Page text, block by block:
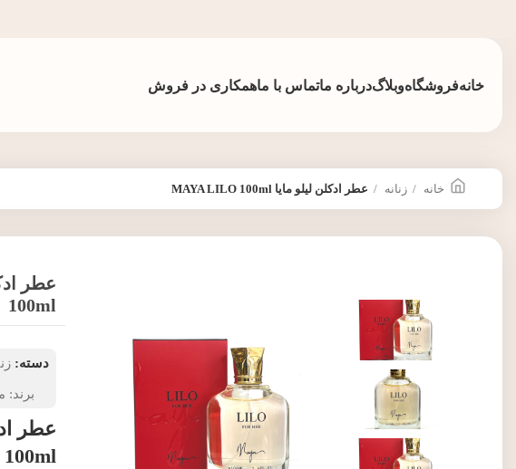
خانهفروشگاهوبلاگدرباره ماتماس با ماهمکاری در فروش
خانه زنانه عطر ادکلن لیلو مایا MAYA LILO 100ml
100ml
دسته:
برند:
100ml